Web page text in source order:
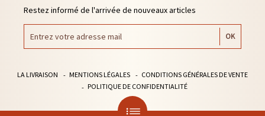
Restez informé de l'arrivée de nouveaux articles
LA LIVRAISON MENTIONS LÉGALES
CONDITIONS GÉNÉRALES DE VENTE
POLITIQUE DE CONFIDENTIALITÉ